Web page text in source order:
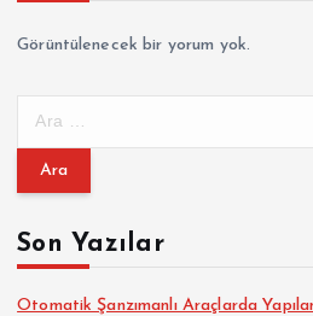
Görüntülenecek bir yorum yok.
m
:Son Yazılar
Otomatik Şanzımanlı Araçlarda